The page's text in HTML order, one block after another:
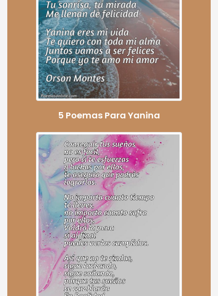
5 Poemas Para Yanina